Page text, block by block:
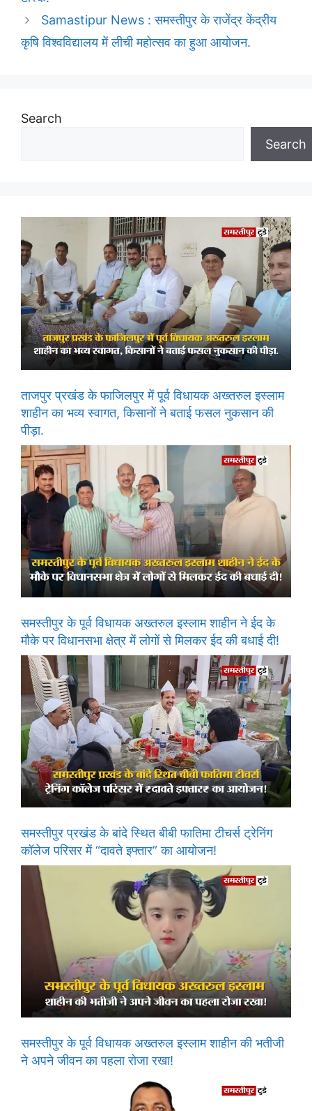
Samastipur News : समस्तीपुर के राजेंद्र केंद्रीय
कृषि विश्वविद्यालय में लीची महोत्सव का हुआ आयोजन.
Search
Search
ताजपुर प्रखंड के फाजिलपुर में पूर्व विधायक अख्तरुल इस्लाम
शाहीन का भव्य स्वागत, किसानों ने बताई फसल नुकसान की
पीड़ा.
समस्तीपुर के पूर्व विधायक अख्तरुल इस्लाम शाहीन ने ईद के
मौके पर विधानसभा क्षेत्र में लोगों से मिलकर ईद की बधाई दी!
समस्तीपुर प्रखंड के बांदे स्थित बीबी फातिमा टीचर्स ट्रेनिंग
कॉलेज परिसर में “दावते इफ्तार” का आयोजन!
समस्तीपुर के पूर्व विधायक अख्तरुल इस्लाम शाहीन की भतीजी
ने अपने जीवन का पहला रोजा रखा!